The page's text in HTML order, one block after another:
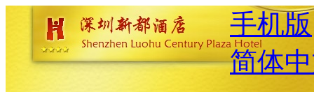
手机版
简体